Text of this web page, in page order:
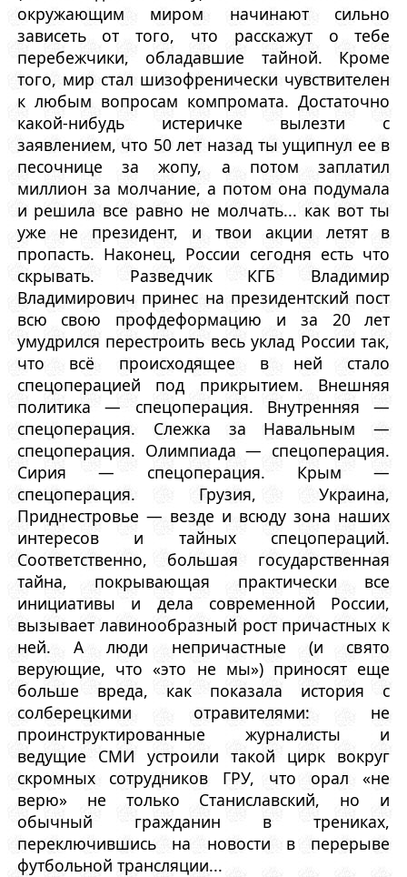
окружающим миром начинают сильно
зависеть от того, что расскажут о тебе
перебежчики, обладавшие тайной. Кроме
того, мир стал шизофренически чувствителен
к любым вопросам компромата. Достаточно
какой-нибудь истеричке вылезти с
заявлением, что 50 лет назад ты ущипнул ее в
песочнице за жопу, а потом заплатил
миллион за молчание, а потом она подумала
и решила все равно не молчать... как вот ты
уже не президент, и твои акции летят в
пропасть. Наконец, России сегодня есть что
скрывать. Разведчик КГБ Владимир
Владимирович принес на президентский пост
всю свою профдеформацию и за 20 лет
умудрился перестроить весь уклад России так,
что всё происходящее в ней стало
спецоперацией под прикрытием. Внешняя
политика — спецоперация. Внутренняя —
спецоперация. Слежка за Навальным —
спецоперация. Олимпиада — спецоперация.
Сирия — спецоперация. Крым —
спецоперация. Грузия, Украина,
Приднестровье — везде и всюду зона наших
интересов и тайных спецопераций.
Соответственно, большая государственная
тайна, покрывающая практически все
инициативы и дела современной России,
вызывает лавинообразный рост причастных к
ней. А люди непричастные (и свято
верующие, что «это не мы») приносят еще
больше вреда, как показала история с
солберецкими отравителями: не
проинструктированные журналисты и
ведущие СМИ устроили такой цирк вокруг
скромных сотрудников ГРУ, что орал «не
верю» не только Станиславский, но и
обычный гражданин в трениках,
переключившись на новости в перерыве
футбольной трансляции...